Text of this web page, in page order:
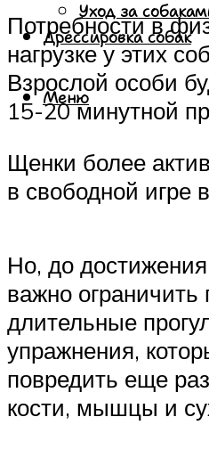
Уход за
Дрессировка собак
Меню
Потребности в
нагрузке у этих
Взрослой особи
15-20 минутной
Щенки более
в свободной игре
Но, до
важно ограничить
длительные
упражнения,
повредить еще
кости, мышцы и